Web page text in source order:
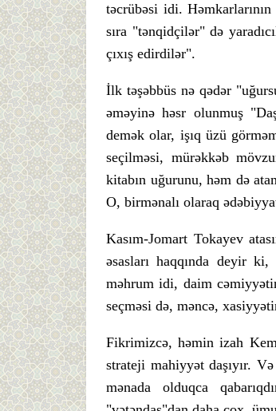
təcrübəsi idi.
sıra "tənqidçilər" də
çıxış edirdilər".
İlk təşəbbüs nə qədər
əməyinə həsr olunmuş
demək olar, işıq üzü
seçilməsi, mürəkkəb
kitabın uğurunu, həm də
O, birmənalı olaraq
Kasım-Jomart Tokayev
əsasları haqqında deyir
məhrum idi, daim
seçməsi də, məncə,
Fikrimizcə, həmin izah
strateji mahiyyət daşıyır.
mənada olduqca